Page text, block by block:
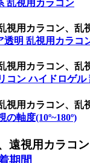
乱視用カラコン
用カラコン、乱
透明 乱視用カラコ
用カラコン、乱
コン ハイドロゲル
用カラコン、乱
の軸度(10º~180º)
遠視用カラコ
期間